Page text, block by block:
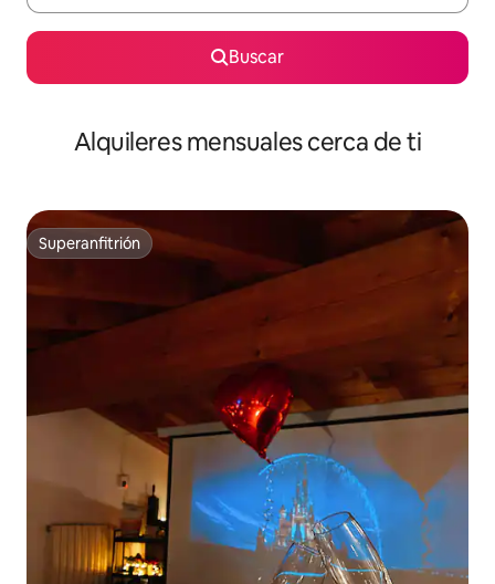
Buscar
Alquileres mensuales cerca de ti
Superanfitrión
Superanfitrión